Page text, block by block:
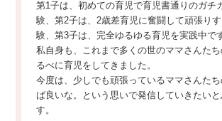
第1子は、初めての育児で育児書通りのガチ
験、第2子は、2歳差育児に奮闘して頑張り
験、第3子は、完全ゆるゆる育児を実践中で
私自身も、これまで多くの世のママさんた
るべに育児をしてきました。
今度は、少しでも頑張っているママさんた
ば良いな。という思いで発信していきたいと
す。